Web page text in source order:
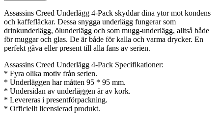
Assassins Creed Underlägg 4-Pack skyddar dina ytor mot kondens
och kaffefläckar. Dessa snygga underlägg fungerar som
drinkunderlägg, ölunderlägg och som mugg-underlägg, alltså både
för muggar och glas. De är både för kalla och varma drycker. En
perfekt gåva eller present till alla fans av serien.
Assassins Creed Underlägg 4-Pack Specifikationer:
* Fyra olika motiv från serien.
* Underläggen har måtten 95 * 95 mm.
* Undersidan av underläggen är av kork.
* Levereras i presentförpackning.
* Officiellt licensierad produkt.